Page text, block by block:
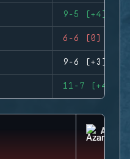
9-5 (+4)
6-6 (0)
9-6 (+3)
11-7 (+4)
AZAMI